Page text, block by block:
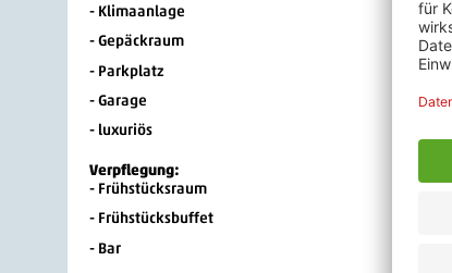
- Klimaanlage
- Gepäckraum
- Parkplatz
- Garage
- luxuriös
Verpflegung:
- Frühstücksraum
- Frühstücksbuffet
- Bar